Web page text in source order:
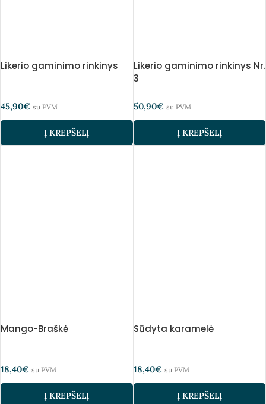
Likerio gaminimo rinkinys
45,90€ su PVM
Į KREPŠELĮ
Likerio gaminimo rinkinys Nr.
3
50,90€ su PVM
Į KREPŠELĮ
Mango-Braškė
18,40€ su PVM
Į KREPŠELĮ
Sūdyta karamelė
18,40€ su PVM
Į KREPŠELĮ